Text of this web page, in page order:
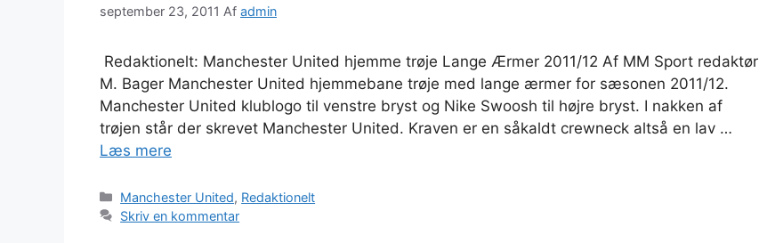
september 23, 2011 Af admin
Redaktionelt: Manchester United hjemme trøje Lange Ærmer 2011/12 Af MM Sport redaktør
M. Bager Manchester United hjemmebane trøje med lange ærmer for sæsonen 2011/12.
Manchester United klublogo til venstre bryst og Nike Swoosh til højre bryst. I nakken af
trøjen står der skrevet Manchester United. Kraven er en såkaldt crewneck altså en lav …
Læs mere
Kategorier
Manchester United, Redaktionelt
Skriv en kommentar